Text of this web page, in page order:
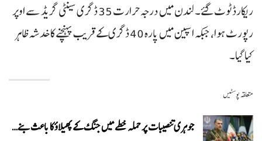
ریکارڈ ٹوٹ گئے۔ لندن میں درجہ حرارت 35 ڈگری سینٹی گریڈ سے اوپر
رپورٹ ہوا، جبکہ اسپین میں پارہ 40 ڈگری کے قریب پہنچنے کا خدشہ ظاہر
کیا گیا۔
متعلقہ پوسٹیں
جوہری تنصیبات پر حملہ خطے میں جنگ کے پھیلاؤ کا باعث بنے…